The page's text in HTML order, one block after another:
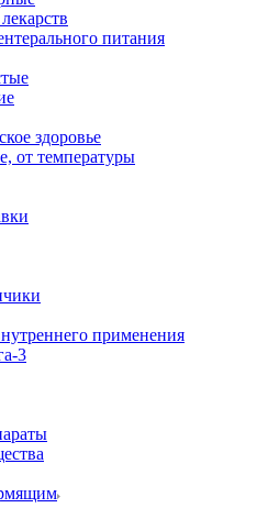
питания
здоровье
от температуры
применения
3